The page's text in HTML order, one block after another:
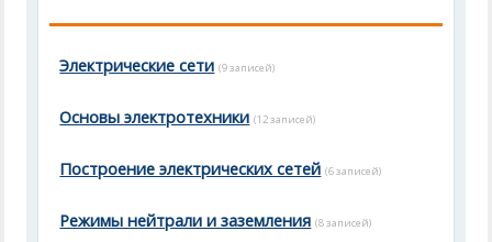
Электрические сети (9 записей)
Основы электротехники (12 записей)
Построение электрических сетей (6 записей)
Режимы нейтрали и заземления (8 записей)